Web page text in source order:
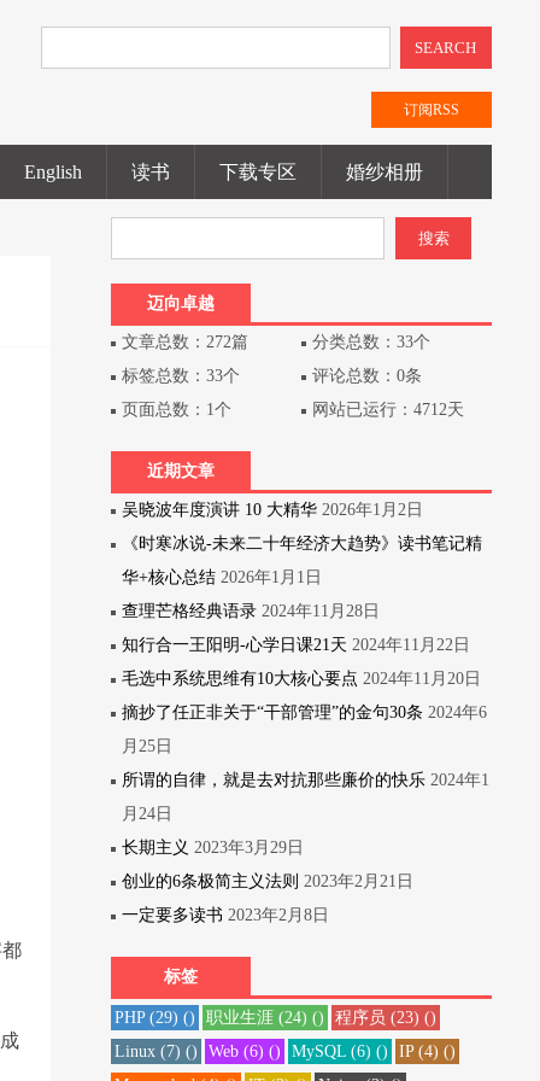
SEARCH
订阅RSS
English 读书 下载专区 婚纱相册
迈向卓越
文章总数：272篇
分类总数：33个
标签总数：33个
评论总数：0条
页面总数：1个
网站已运行：4712天
近期文章
吴晓波年度演讲 10 大精华 2026年1月2日
《时寒冰说-未来二十年经济大趋势》读书笔记精
华+核心总结 2026年1月1日
查理芒格经典语录 2024年11月28日
知行合一王阳明-心学日课21天 2024年11月22日
毛选中系统思维有10大核心要点 2024年11月20日
摘抄了任正非关于“干部管理”的金句30条 2024年6
月25日
所谓的自律，就是去对抗那些廉价的快乐 2024年1
月24日
长期主义 2023年3月29日
创业的6条极简主义法则 2023年2月21日
一定要多读书 2023年2月8日
标签
PHP(29) () 职业生涯(24) () 程序员 (23) ()
Linux(7) () Web(6) () MySQL(6) () IP(4) ()